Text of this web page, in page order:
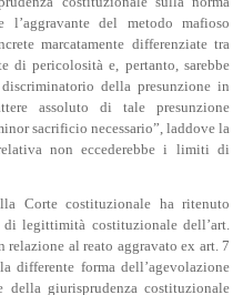
l’aggravante del metodo mafioso
marcatamente differenziate tra
di pericolosità e, pertanto, sarebbe
della presunzione in
assoluto di tale presunzione
sacrificio necessario”, laddove la
non eccederebbe i limiti di
Corte costituzionale ha ritenuto
legittimità costituzionale dell’art.
relazione al reato aggravato ex art. 7
differente forma dell’agevolazione
giurisprudenza costituzionale